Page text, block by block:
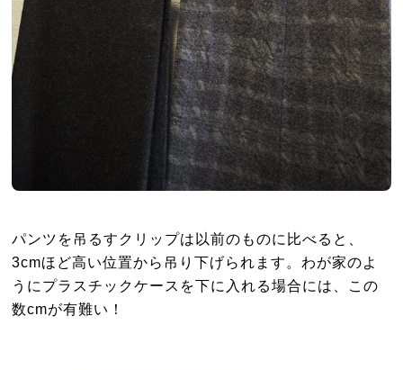
パンツを吊るすクリップは以前のものに比べると、
3cmほど高い位置から吊り下げられます。わが家のよ
うにプラスチックケースを下に入れる場合には、この
数cmが有難い！